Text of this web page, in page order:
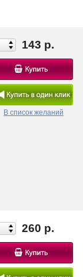
143 р.
В список желаний
260 р.